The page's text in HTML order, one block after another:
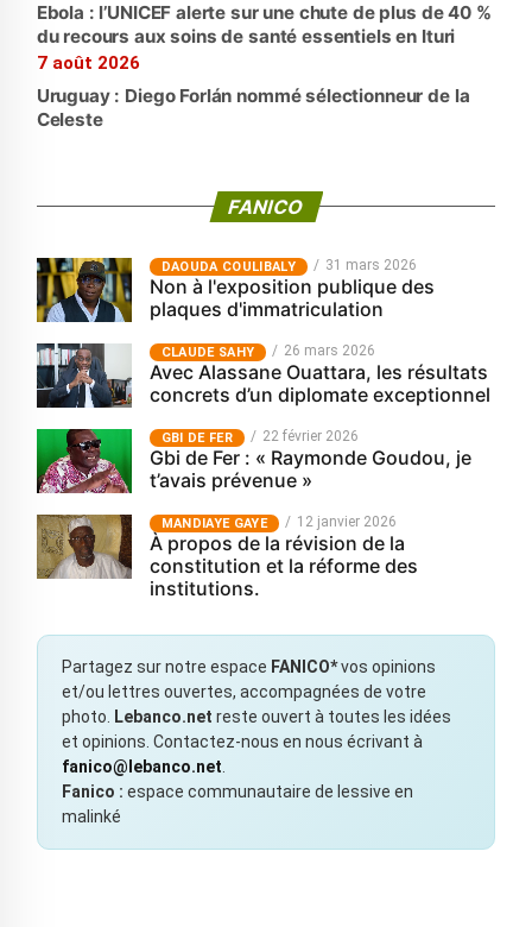
Ebola : l’UNICEF alerte sur une chute de plus de 40 %
du recours aux soins de santé essentiels en Ituri
7 août 2026
Uruguay : Diego Forlán nommé sélectionneur de la
Celeste
FANICO
‎DAOUDA COULIBALY 31 mars 2026
Non à l'exposition publique des
plaques d'immatriculation
CLAUDE SAHY 26 mars 2026
Avec Alassane Ouattara, les résultats
concrets d’un diplomate exceptionnel
GBI DE FER 22 février 2026
Gbi de Fer : « Raymonde Goudou, je
t’avais prévenue »
MANDIAYE GAYE 12 janvier 2026
À propos de la révision de la
constitution et la réforme des
institutions.
Partagez sur notre espace FANICO*vos opinions
et/ou lettres ouvertes, accompagnées de votre
photo.
Lebanco.net reste ouvert à toutes les idées
et opinions. Contactez-nous en nous écrivant à
fanico@lebanco.net
Fanico : espace communautaire de lessive en
malinké